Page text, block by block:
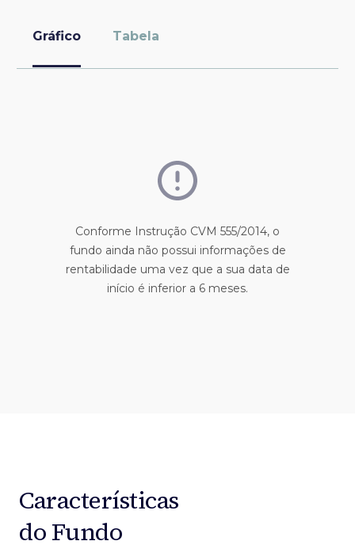
Gráfico Tabela
Conforme Instrução CVM 555/2014, o
fundo ainda não possui informações de
rentabilidade uma vez que a sua data de
início é inferior a 6 meses.
Características
do Fundo